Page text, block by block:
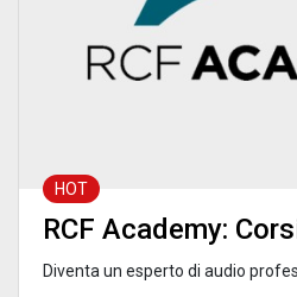
HOT
RCF Academy:
Diventa un esperto di audio